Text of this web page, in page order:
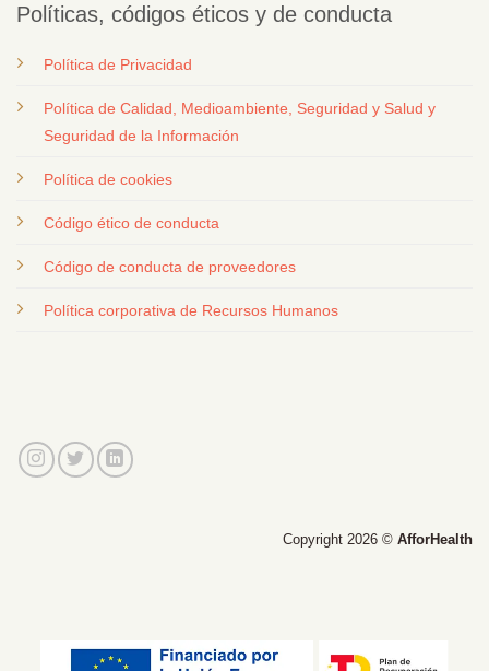
Políticas, códigos éticos y de conducta
Política de Privacidad
Política de Calidad, Medioambiente, Seguridad y Salud y
Seguridad de la Información
Política de cookies
Código ético de conducta
Código de conducta de proveedores
Política corporativa de Recursos Humanos
Copyright 2026 © AfforHealth